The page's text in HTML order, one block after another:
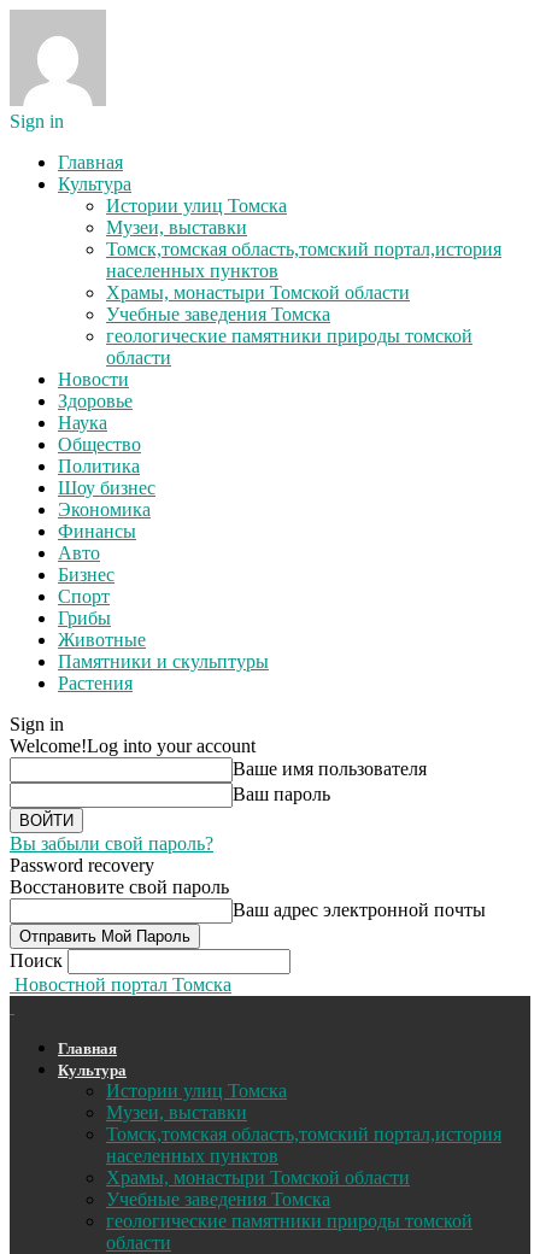
Sign in
Главная
Культура
Истории улиц Томска
Музеи, выставки
Томск,томская область,томский портал,история
населенных пунктов
Храмы, монастыри Томской области
Учебные заведения Томска
геологические памятники природы томской
области
Новости
Здоровье
Наука
Общество
Политика
Шоу бизнес
Экономика
Финансы
Авто
Бизнес
Спорт
Грибы
Животные
Памятники и скульптуры
Растения
Sign in
Welcome!Log into your account
Ваше имя пользователя
Ваш пароль
Вы забыли свой пароль?
Password recovery
Восстановите свой пароль
Ваш адрес электронной почты
Поиск
Новостной портал Томска
Главная
Культура
Истории улиц Томска
Музеи, выставки
Томск,томская область,томский портал,история
населенных пунктов
Храмы, монастыри Томской области
Учебные заведения Томска
геологические памятники природы томской
области